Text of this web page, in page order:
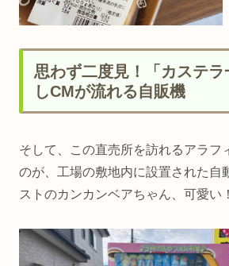
思わず二度見！「カステ
しCMが流れる自販機
そして、この直売所を訪れるアラフ
のが、工場の敷地内に設置された自
ストのカンカンベアちゃん、可愛い！